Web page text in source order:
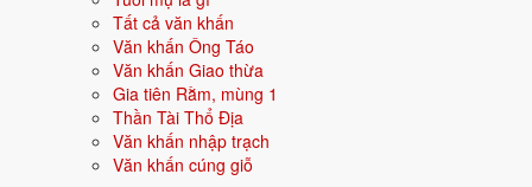
Tất cả văn khấn
Văn khấn Ông Táo
Văn khấn Giao thừa
Gia tiên Rằm, mùng 1
Thần Tài Thổ Địa
Văn khấn nhập trạch
Văn khấn cúng giỗ
Người sinh năm1997mệnh Thủy
tương sinh, kỵ các yếu tố tương khắc. Cụ thể trên 5 phương diện:
Sinh năm 1997 hợp màu gì?
Người mệnhThủysinh năm 1997 nên ưu tiên các màu thuộc bản
mệnh và màu tương sinh:Đen, Xanh dương, Xanh nước biển
cho quần áo, xe, sơn nhà, vật phẩm phong thuỷ.